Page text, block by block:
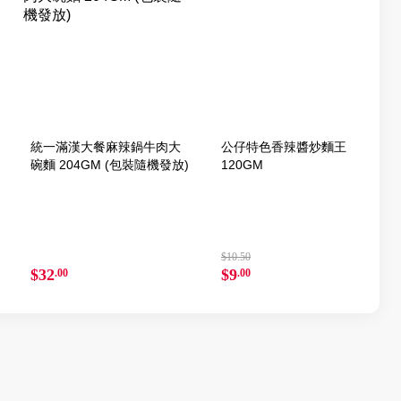
統一滿漢大餐麻辣鍋牛肉大
碗麵 204GM (包裝隨機發放)
$32.00
公仔特色香辣醬炒麵王
120GM
$10.50
$9.00